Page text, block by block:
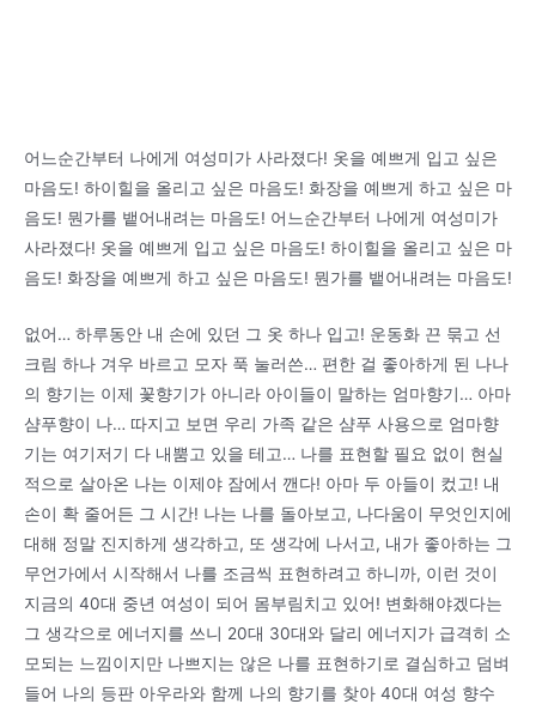
어느순간부터 나에게 여성미가 사라졌다! 옷을 예쁘게 입고 싶은
마음도! 하이힐을 올리고 싶은 마음도! 화장을 예쁘게 하고 싶은 마
음도! 뭔가를 뱉어내려는 마음도! 어느순간부터 나에게 여성미가
사라졌다! 옷을 예쁘게 입고 싶은 마음도! 하이힐을 올리고 싶은 마
음도! 화장을 예쁘게 하고 싶은 마음도! 뭔가를 뱉어내려는 마음도!
없어… 하루동안 내 손에 있던 그 옷 하나 입고! 운동화 끈 묶고 선
크림 하나 겨우 바르고 모자 푹 눌러쓴… 편한 걸 좋아하게 된 나나
의 향기는 이제 꽃향기가 아니라 아이들이 말하는 엄마향기… 아마
샴푸향이 나… 따지고 보면 우리 가족 같은 샴푸 사용으로 엄마향
기는 여기저기 다 내뿜고 있을 테고… 나를 표현할 필요 없이 현실
적으로 살아온 나는 이제야 잠에서 깬다! 아마 두 아들이 컸고! 내
손이 확 줄어든 그 시간! 나는 나를 돌아보고, 나다움이 무엇인지에
대해 정말 진지하게 생각하고, 또 생각에 나서고, 내가 좋아하는 그
무언가에서 시작해서 나를 조금씩 표현하려고 하니까, 이런 것이
지금의 40대 중년 여성이 되어 몸부림치고 있어! 변화해야겠다는
그 생각으로 에너지를 쓰니 20대 30대와 달리 에너지가 급격히 소
모되는 느낌이지만 나쁘지는 않은 나를 표현하기로 결심하고 덤벼
들어 나의 등판 아우라와 함께 나의 향기를 찾아 40대 여성 향수